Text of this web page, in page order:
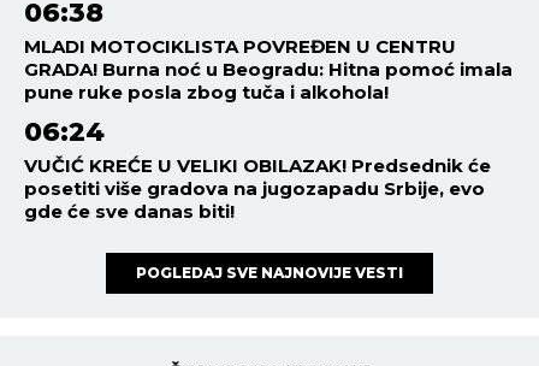
06:38
MLADI MOTOCIKLISTA POVREĐEN U CENTRU
GRADA! Burna noć u Beogradu: Hitna pomoć imala
pune ruke posla zbog tuča i alkohola!
06:24
VUČIĆ KREĆE U VELIKI OBILAZAK! Predsednik će
posetiti više gradova na jugozapadu Srbije, evo
gde će sve danas biti!
POGLEDAJ SVE NAJNOVIJE VESTI